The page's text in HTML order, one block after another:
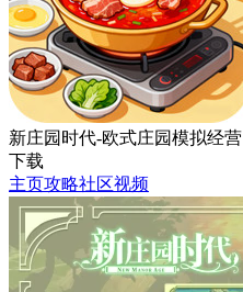
新庄园时代-欧式庄园模拟经营
下载
主页攻略社区视频